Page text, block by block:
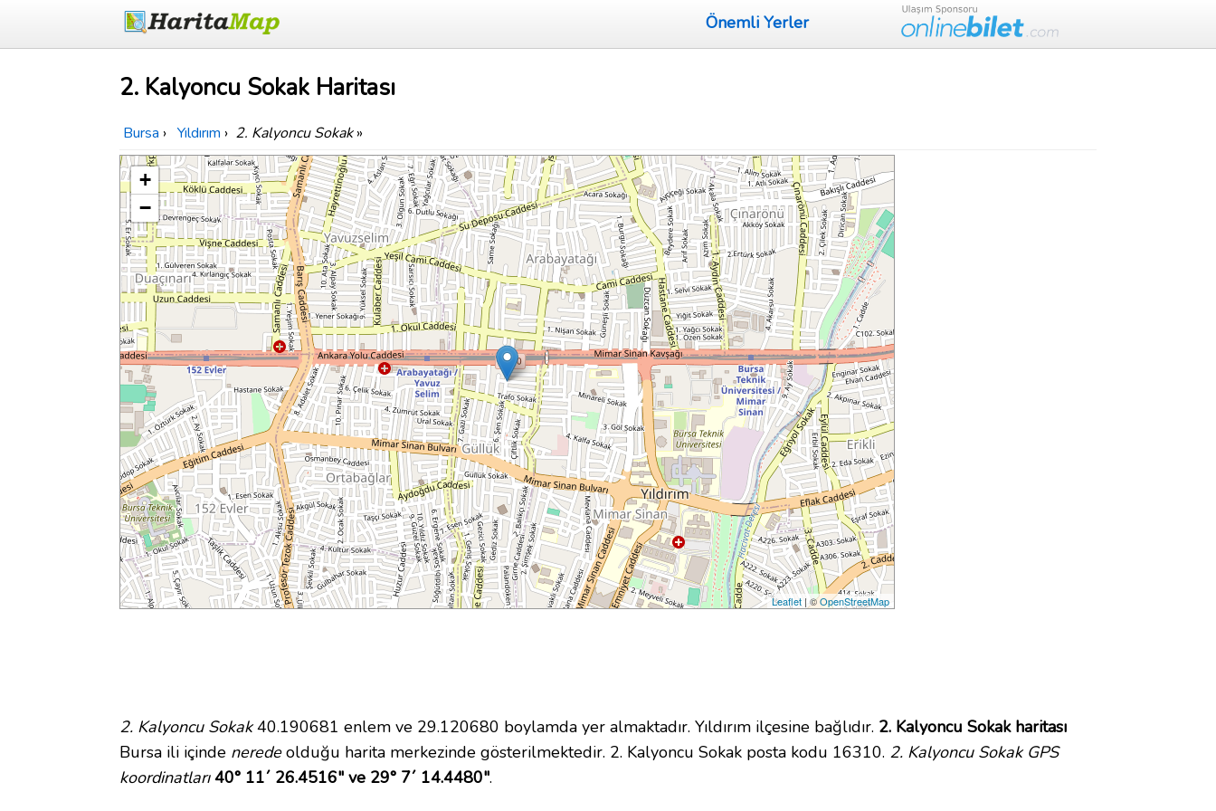
Önemli Yerler
2. Kalyoncu Sokak Haritası
Bursa › Yıldırım › 2. Kalyoncu Sokak»
+
−
Leaflet | ©OpenStreetMap
2. Kalyoncu Sokak40.190681 enlem ve 29.120680 boylamda yer almaktadır. Yıldırım ilçesine bağlıdır. 2. Kalyoncu Sokak haritası
Bursa ili içinde neredeolduğu harita merkezinde gösterilmektedir. 2. Kalyoncu Sokak posta kodu 16310. 2. Kalyoncu Sokak GPS
koordinatları 40° 11´ 26.4516" ve 29° 7´ 14.4480".